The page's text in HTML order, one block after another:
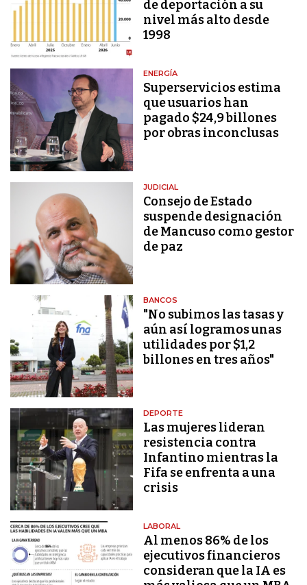
de deportación a su
nivel más alto desde
1998
ENERGÍA
Superservicios estima
que usuarios han
pagado $24,9 billones
por obras inconclusas
JUDICIAL
Consejo de Estado
suspende designación
de Mancuso como gestor
de paz
BANCOS
"No subimos las tasas y
aún así logramos unas
utilidades por $1,2
billones en tres años"
DEPORTE
Las mujeres lideran
resistencia contra
Infantino mientras la
Fifa se enfrenta a una
crisis
LABORAL
Al menos 86% de los
ejecutivos financieros
consideran que la IA es